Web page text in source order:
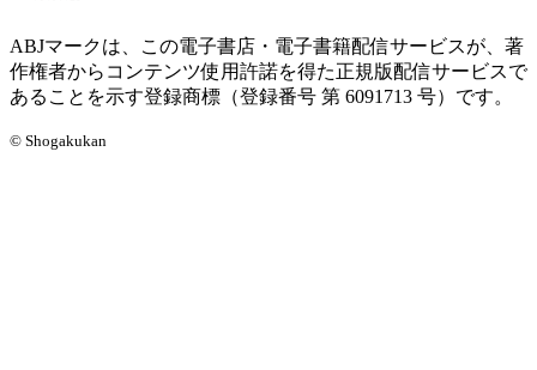
ABJマークは、この電子書店・電子書籍配信サービスが、著
作権者からコンテンツ使用許諾を得た正規版配信サービスで
あることを示す登録商標（登録番号 第 6091713 号）です。
© Shogakukan